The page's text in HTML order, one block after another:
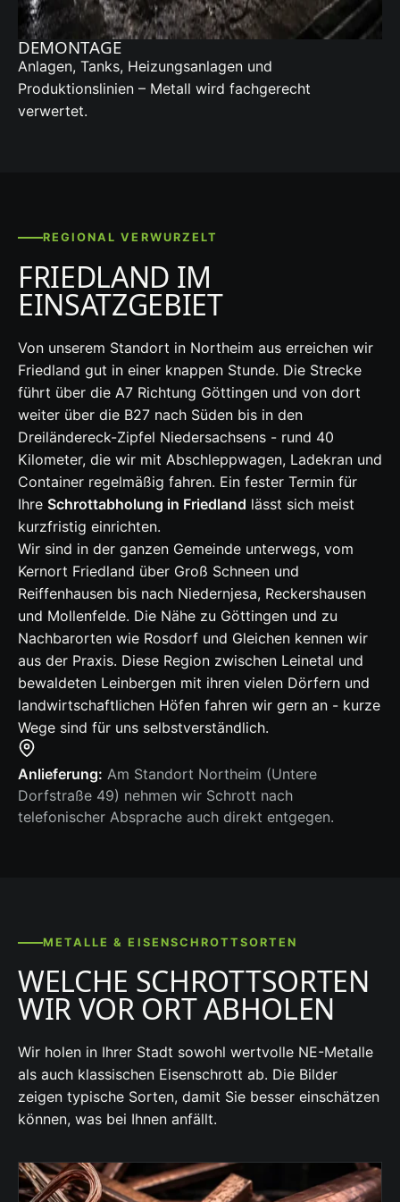
DEMONTAGE
Anlagen, Tanks, Heizungsanlagen und
Produktionslinien – Metall wird fachgerecht
verwertet.
REGIONAL VERWURZELT
FRIEDLAND IM
EINSATZGEBIET
Von unserem Standort in Northeim aus erreichen wir
Friedland gut in einer knappen Stunde. Die Strecke
führt über die A7 Richtung Göttingen und von dort
weiter über die B27 nach Süden bis in den
Dreiländereck-Zipfel Niedersachsens - rund 40
Kilometer, die wir mit Abschleppwagen, Ladekran und
Container regelmäßig fahren. Ein fester Termin für
Ihre Schrottabholung in Friedland lässt sich meist
kurzfristig einrichten.
Wir sind in der ganzen Gemeinde unterwegs, vom
Kernort Friedland über Groß Schneen und
Reiffenhausen bis nach Niedernjesa, Reckershausen
und Mollenfelde. Die Nähe zu Göttingen und zu
Nachbarorten wie Rosdorf und Gleichen kennen wir
aus der Praxis. Diese Region zwischen Leinetal und
bewaldeten Leinbergen mit ihren vielen Dörfern und
landwirtschaftlichen Höfen fahren wir gern an - kurze
Wege sind für uns selbstverständlich.
Anlieferung: Am Standort Northeim (Untere
Dorfstraße 49) nehmen wir Schrott nach
telefonischer Absprache auch direkt entgegen.
METALLE & EISENSCHROTTSORTEN
WELCHE SCHROTTSORTEN
WIR VOR ORT ABHOLEN
Wir holen in Ihrer Stadt sowohl wertvolle NE-Metalle
als auch klassischen Eisenschrott ab. Die Bilder
zeigen typische Sorten, damit Sie besser einschätzen
können, was bei Ihnen anfällt.